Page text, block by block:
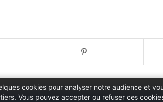
cookies pour analyser notre audience et
Vous pouvez accepter ou refuser ces